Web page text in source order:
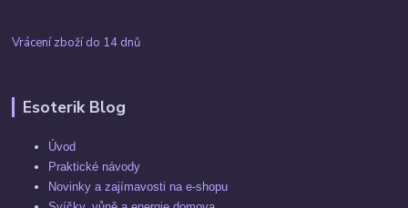
Vrácení zboží do 14 dnů
Esoterik Blog
Úvod
Praktické návody
Novinky a zajímavosti na e-shopu